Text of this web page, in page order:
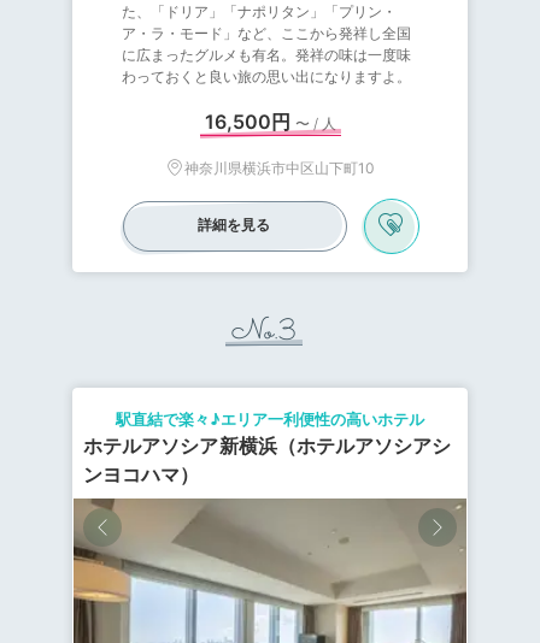
た、「ドリア」「ナポリタン」「プリン・
ア・ラ・モード」など、ここから発祥し全国
に広まったグルメも有名。発祥の味は一度味
わっておくと良い旅の思い出になりますよ。
16,500円 〜 / 人
神奈川県横浜市中区山下町10
詳細を見る
No.3
ホテルアソシア新横浜（ホテルアソシアシ
ンヨコハマ）
駅直結で楽々♪エリア一利便性の高いホテル